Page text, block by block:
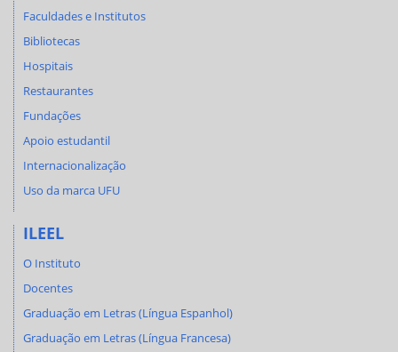
Faculdades e Institutos
Bibliotecas
Hospitais
Restaurantes
Fundações
Apoio estudantil
Internacionalização
Uso da marca UFU
ILEEL
O Instituto
Docentes
Graduação em Letras (Língua Espanhol)
Graduação em Letras (Língua Francesa)